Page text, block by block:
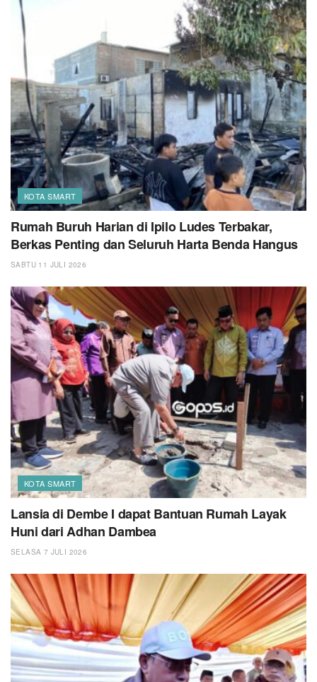
KOTA SMART
Rumah Buruh Harian di Ipilo Ludes Terbakar,
Berkas Penting dan Seluruh Harta Benda Hangus
SABTU 11 JULI 2026
KOTA SMART
Lansia di Dembe I dapat Bantuan Rumah Layak
Huni dari Adhan Dambea
SELASA 7 JULI 2026